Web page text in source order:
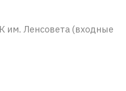
им. Ленсовета (входные